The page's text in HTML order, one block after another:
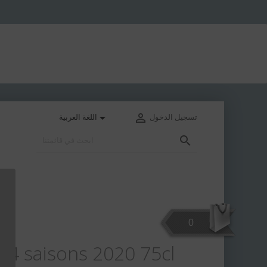
اللغة العربية  تسجيل الدخول

0
saisons 2020 75cl